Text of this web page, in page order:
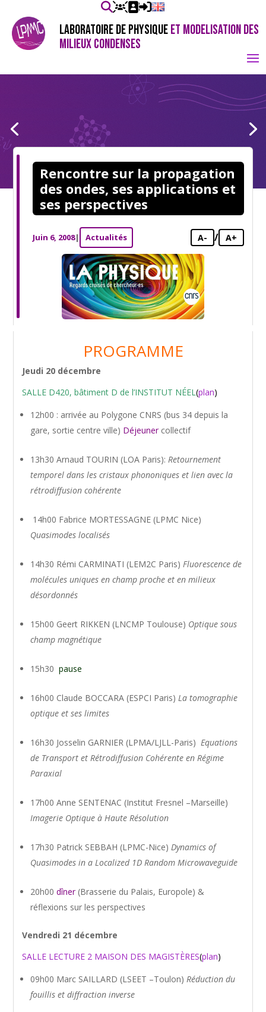
LABORATOIRE DE PHYSIQUEET MODELISATION DES
MILIEUX CONDENSES
Rencontre sur la propagation
des ondes, ses applications et
ses perspectives
Juin 6, 2008| Actualités A- / A+
PROGRAMME
Jeudi 20 décembre
SALLE D420, bâtiment D de l’INSTITUT NÉEL(plan)
12h00 : arrivée au Polygone CNRS (bus 34 depuis la
gare, sortie centre ville) Déjeuner collectif
13h30 Arnaud TOURIN (LOA Paris):Retournement
temporel dans les cristaux phononiques et lien avec la
rétrodiffusion cohérente
14h00 Fabrice MORTESSAGNE (LPMC Nice)
Quasimodes localisés
14h30 Rémi CARMINATI (LEM2C Paris)Fluorescence de
molécules uniques en champ proche et en milieux
désordonnés
15h00 Geert RIKKEN (LNCMP Toulouse) Optique sous
champ magnétique
15h30pause
16h00 Claude BOCCARA (ESPCI Paris)La tomographie
optique et ses limites
16h30 Josselin GARNIER (LPMA/LJLL-Paris)Equations
de Transport et Rétrodiffusion Cohérente en Régime
Paraxial
17h00 Anne SENTENAC (Institut Fresnel –Marseille)
Imagerie Optique à Haute Résolution
17h30 Patrick SEBBAH (LPMC-Nice) Dynamics of
Quasimodes in a Localized 1D Random Microwaveguide
20h00dîner(Brasserie du Palais, Europole) &
réflexions sur les perspectives
Vendredi 21 décembre
SALLE LECTURE 2 MAISON DES MAGISTÈRES(plan)
09h00 Marc SAILLARD (LSEET –Toulon) Réduction du
fouillis et diffraction inverse